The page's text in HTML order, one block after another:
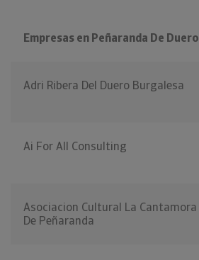
Empresas en Peñaranda De Duero
Adri Ribera Del Duero Burgalesa
Ai For All Consulting
Asociacion Cultural La Cantamora
De Peñaranda